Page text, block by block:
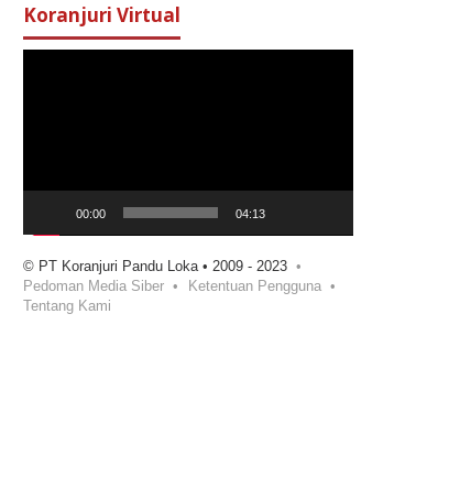
Koranjuri Virtual
00:00 04:13
© PT Koranjuri Pandu Loka • 2009 - 2023
Pedoman Media Siber
Ketentuan Pengguna
Tentang Kami